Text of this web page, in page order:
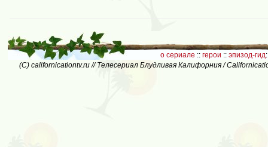
о сериале :: герои :: эпизод-гид
(C) californicationtv.ru // Телесериал Блудливая Калифорния /